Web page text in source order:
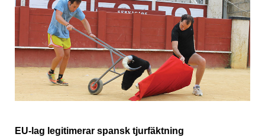
EU-lag legitimerar spansk tjurfäktning